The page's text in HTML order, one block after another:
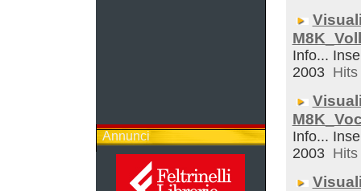
Annunci
Info...
2003
Info...
2003